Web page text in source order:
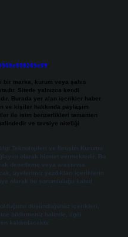
bir marka, kurum veya şahıs
Sitede yalnızca kendi
Burada yer alan içerikler haber
ve kişiler hakkında paylaşım
ile isim benzerlikleri tamamen
ve tavsiye niteliği
Teknolojileri ve İletişim Kurumu
olarak hizmet vermektedir. Bu
denetleme veya araştırma
üyelerimiz yazdıkları içeriklerin
olarak bu sorumluluğu kabul
düşündüğünüz içerikleri,
bildirmeniz halinde, ilgili
kaldırılacaktır.